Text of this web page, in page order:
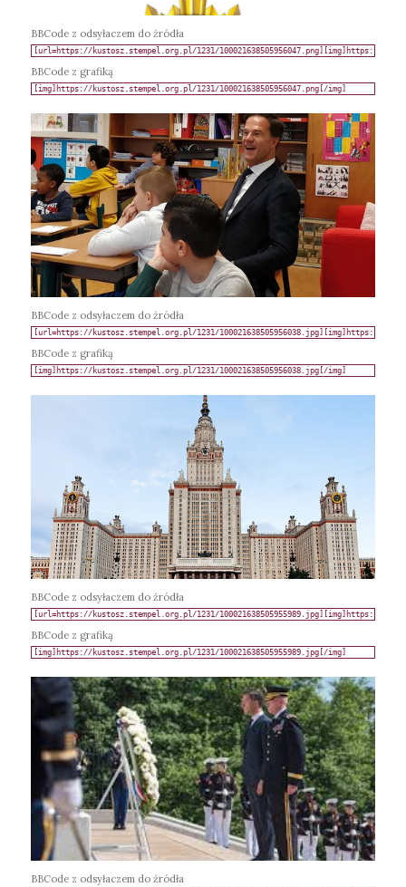
BBCode z odsyłaczem do źródła
BBCode z grafiką
BBCode z odsyłaczem do źródła
BBCode z grafiką
BBCode z odsyłaczem do źródła
BBCode z grafiką
BBCode z odsyłaczem do źródła